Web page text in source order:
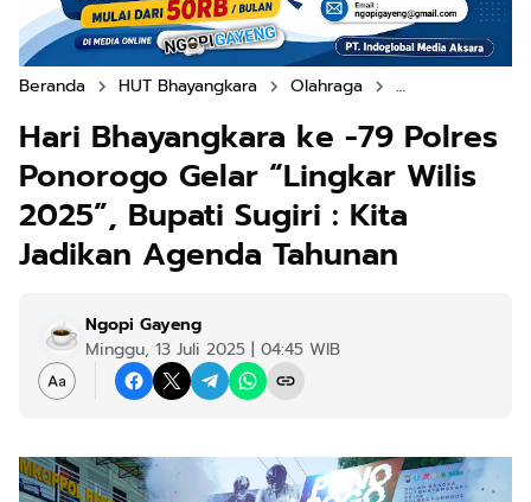
Beranda HUT Bhayangkara Olahraga Polres Ponorogo
Hari Bhayangkara ke -79 Polres
Ponorogo Gelar “Lingkar Wilis
2025”, Bupati Sugiri : Kita
Jadikan Agenda Tahunan
Ngopi Gayeng
Minggu, 13 Juli 2025 | 04:45 WIB